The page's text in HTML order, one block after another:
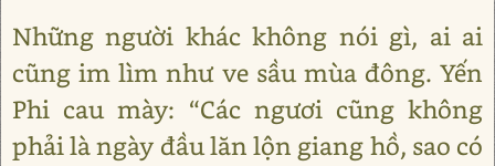
Những người khác không nói gì, ai ai
cũng im lìm như ve sầu mùa đông. Yến
Phi cau mày: “Các ngươi cũng không
phải là ngày đầu lăn lộn giang hồ, sao có